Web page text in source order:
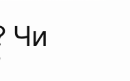
Чи